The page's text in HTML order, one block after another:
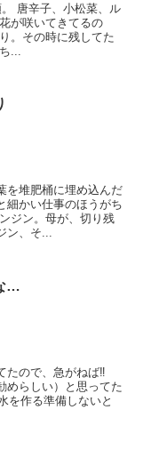
唐辛子、小松菜、ル
が咲いてきてるの
。その時に残してた
...
を堆肥桶に埋め込んだ
細かい仕事のほうがち
ジン。母が、切り残
ン、そ...
…
たので、急がねば‼️
めらしい）と思ってた
を作る準備しないと